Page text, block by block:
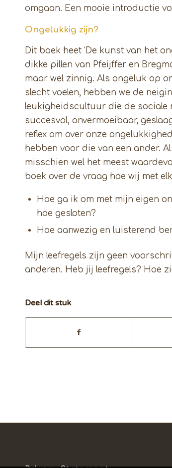
omgaan. Een mooie introductie
Ongelukkig zijn?
Dit boek heet ‘De kunst van het
dikke pillen van Pfeijffer en
maar wel zinnig. Als ongeluk op
slecht voelen, hebben we de
leukigheidscultuur die de sociale
succesvol, onvermoeibaar,
reflex om over onze
hebben voor die van een ander.
misschien wel het meest
boek over de vraag hoe wij met
Hoe ga ik om met mijn eigen
hoe gesloten?
Hoe aanwezig en luisterend
Mijn leefregels zijn geen
anderen. Heb jij leefregels? Hoe
Deel dit stuk